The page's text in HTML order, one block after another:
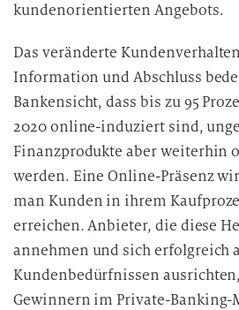
kundenorientierten Angebots.
Das veränderte
Information und Abschluss
Bankensicht, dass bis zu 95
2020 online-induziert sind,
Finanzprodukte aber weiterhin
werden. Eine Online-Präsenz
man Kunden in ihrem
erreichen. Anbieter, die diese
annehmen und sich erfolgreich
Kundenbedürfnissen
Gewinnern im Private-Banking-